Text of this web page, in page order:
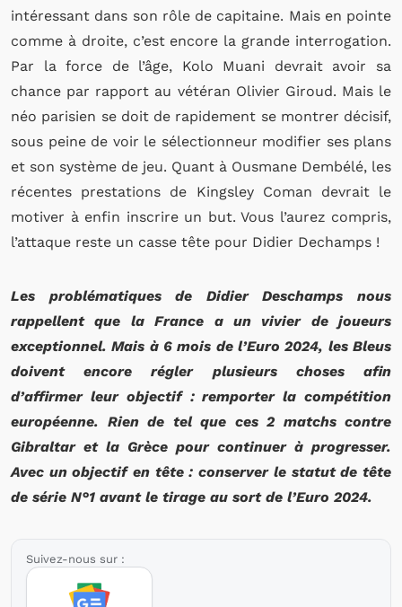
intéressant dans son rôle de capitaine. Mais en pointe
comme à droite, c’est encore la grande interrogation.
Par la force de l’âge, Kolo Muani devrait avoir sa
chance par rapport au vétéran Olivier Giroud. Mais le
néo parisien se doit de rapidement se montrer décisif,
sous peine de voir le sélectionneur modifier ses plans
et son système de jeu. Quant à Ousmane Dembélé, les
récentes prestations de Kingsley Coman devrait le
motiver à enfin inscrire un but. Vous l’aurez compris,
l’attaque reste un casse tête pour Didier Dechamps !
Les problématiques de Didier Deschamps nous
rappellent que la France a un vivier de joueurs
exceptionnel. Mais à 6 mois de l’Euro 2024, les Bleus
doivent encore régler plusieurs choses afin
d’affirmer leur objectif : remporter la compétition
européenne. Rien de tel que ces 2 matchs contre
Gibraltar et la Grèce pour continuer à progresser.
Avec un objectif en tête : conserver le statut de tête
de série N°1 avant le tirage au sort de l’Euro 2024.
Suivez-nous sur :